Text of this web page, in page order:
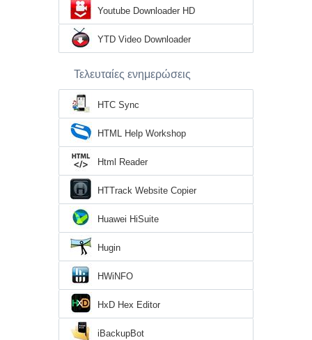
Youtube Downloader HD
YTD Video Downloader
Τελευταίες ενημερώσεις
HTC Sync
HTML Help Workshop
Html Reader
HTTrack Website Copier
Huawei HiSuite
Hugin
HWiNFO
HxD Hex Editor
iBackupBot